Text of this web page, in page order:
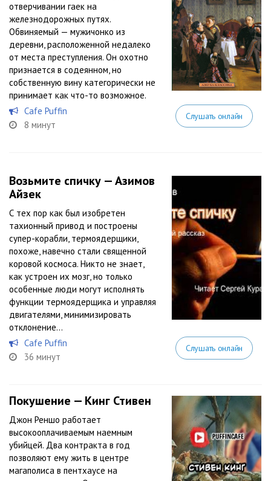
отверчивании гаек на
железнодорожных путях.
Обвиняемый — мужичонко из
деревни, расположенной недалеко
от места преступления. Он охотно
признается в содеянном, но
собственную вину категорически не
принимает как что-то возможное.
Cafe Puffin
8 минут
Слушать онлайн
Возьмите спичку — Азимов
Айзек
С тех пор как был изобретен
тахионный привод и построены
супер-корабли, термоядерщики,
похоже, навечно стали священной
коровой космоса. Никто не знает,
как устроен их мозг, но только
особенные люди могут исполнять
функции термоядерщика и управляя
двигателями, минимизировать
отклонение...
Cafe Puffin
36 минут
Слушать онлайн
Покушение — Кинг Стивен
Джон Реншо работает
высокооплачиваемым наемным
убийцей. Два контракта в год
позволяют ему жить в центре
магаполиса в пентхаусе на